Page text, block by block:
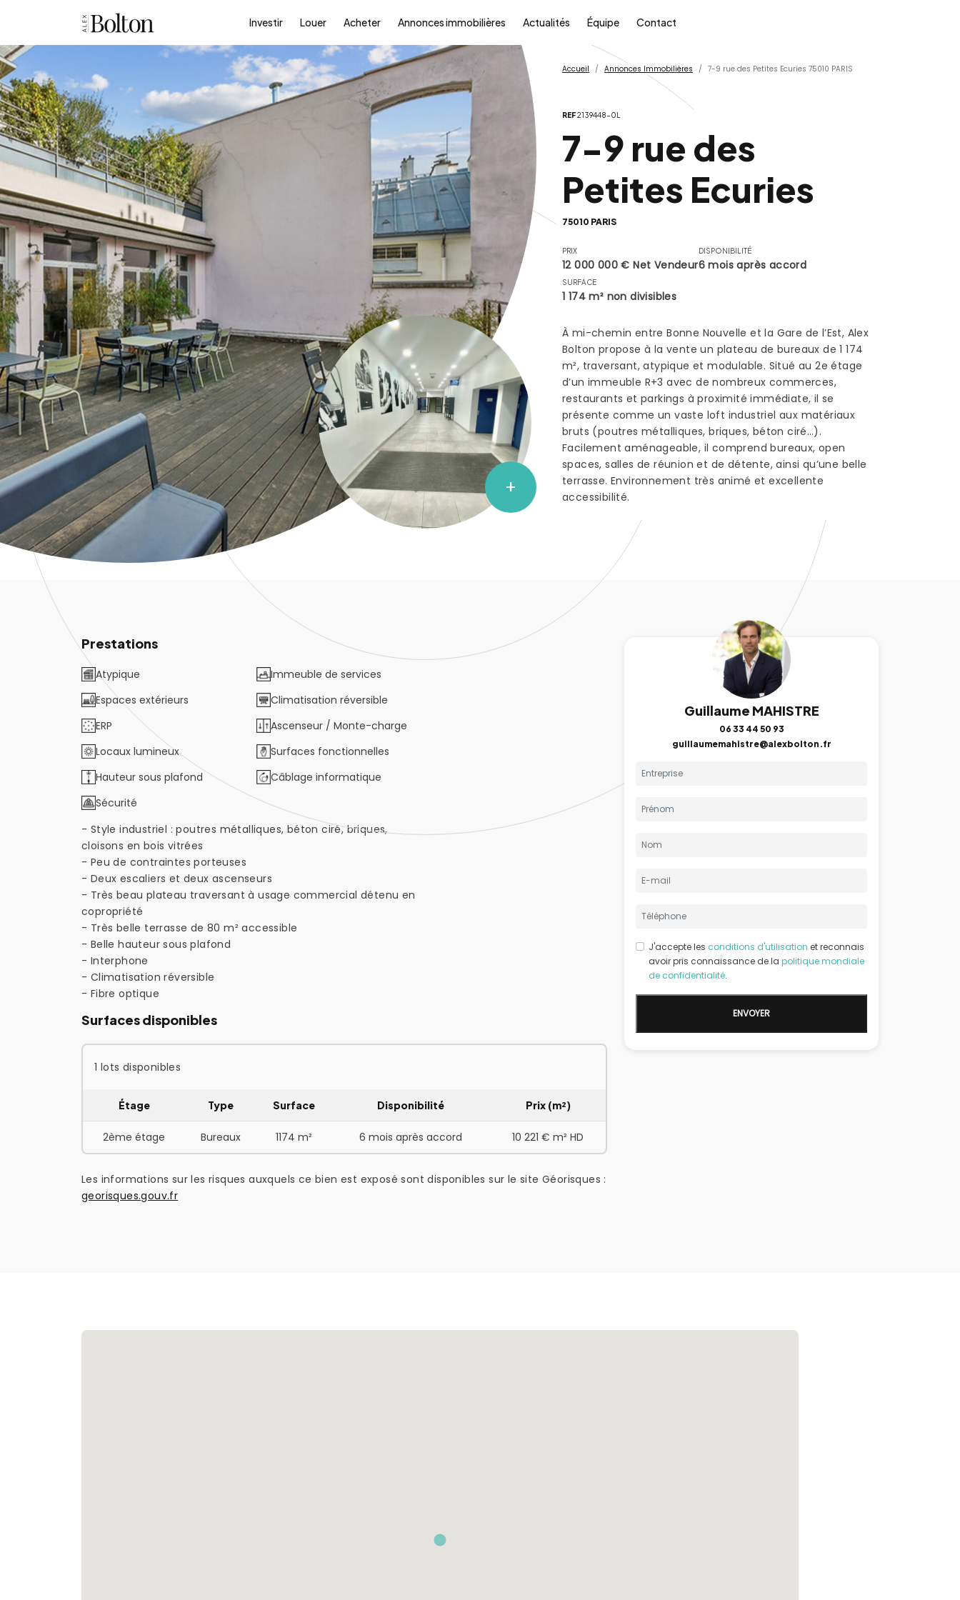
Investir Louer Acheter Annonces immobilières Actualités Équipe Contact
+
Accueil Annonces Immobilières 7-9 rue des Petites Ecuries 75010 PARIS
REF2139448-0L
7-9 rue des
Petites Ecuries
75010 PARIS
PRIX
12 000 000 € Net Vendeur
SURFACE
1 174 m² non divisibles
DISPONIBILITÉ
6 mois après accord
À mi-chemin entre Bonne Nouvelle et la Gare de l’Est, Alex
Bolton propose à la vente un plateau de bureaux de 1 174
m², traversant, atypique et modulable. Situé au 2e étage
d’un immeuble R+3 avec de nombreux commerces,
restaurants et parkings à proximité immédiate, il se
présente comme un vaste loft industriel aux matériaux
bruts (poutres métalliques, briques, béton ciré…).
Facilement aménageable, il comprend bureaux, open
spaces, salles de réunion et de détente, ainsi qu’une belle
terrasse. Environnement très animé et excellente
accessibilité.
Prestations
Atypique
Immeuble de services
Espaces extérieurs
Climatisation réversible
ERP
Ascenseur / Monte-charge
Locaux lumineux
Surfaces fonctionnelles
Hauteur sous plafond
Câblage informatique
Sécurité
- Style industriel : poutres métalliques, béton ciré, briques,
cloisons en bois vitrées
- Peu de contraintes porteuses
- Deux escaliers et deux ascenseurs
- Très beau plateau traversant à usage commercial détenu en
copropriété
- Très belle terrasse de 80 m² accessible
- Belle hauteur sous plafond
- Interphone
- Climatisation réversible
- Fibre optique
Surfaces disponibles
1 lots disponibles
Étage Type Surface Disponibilité Prix (m²)
2ème étage Bureaux 1174 m² 6 mois après accord 10 221 € m² HD
Les informations sur les risques auxquels ce bien est exposé sont disponibles sur le site Géorisques :
georisques.gouv.fr
Guillaume MAHISTRE
06 33 44 50 93
guillaumemahistre@alexbolton.fr
J'accepte les conditions d'utilisation et reconnais
avoir pris connaissance de la politique mondiale
de confidentialité.